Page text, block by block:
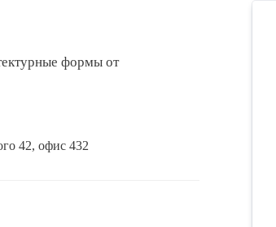
формы от
42, офис 432